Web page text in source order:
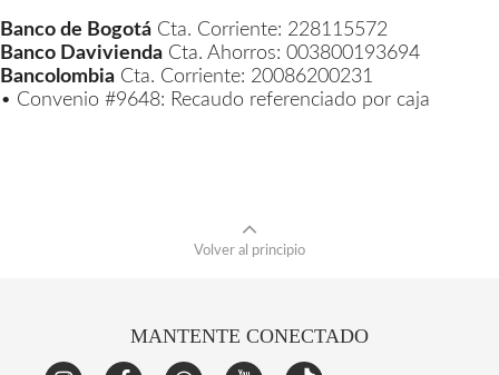
Banco de Bogotá Cta. Corriente: 228115572
Banco Davivienda Cta. Ahorros: 003800193694
Bancolombia Cta. Corriente: 20086200231
• Convenio #9648: Recaudo referenciado por caja
Volver al principio
MANTENTE CONECTADO